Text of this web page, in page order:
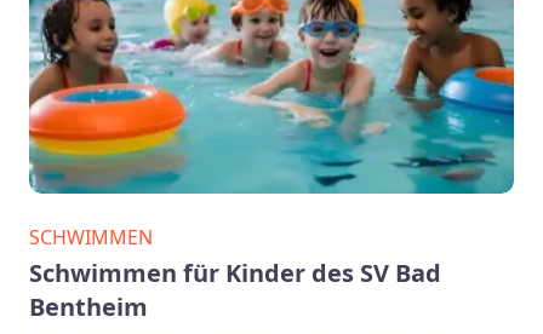
SCHWIMMEN
Schwimmen für Kinder des SV Bad
Bentheim